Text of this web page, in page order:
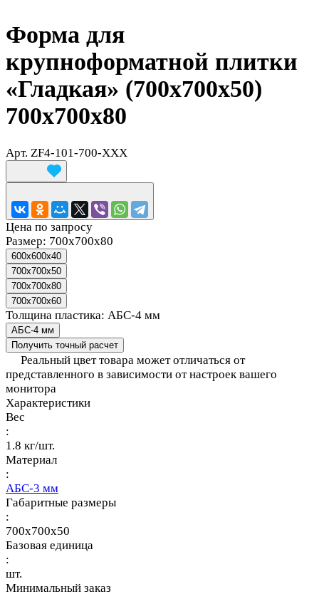
Форма для
крупноформатной плитки
«Гладкая» (700x700x50)
700х700х80
Арт. ZF4-101-700-XXX
Цена по запросу
Размер: 700х700х80
600x600x40
700x700x50
700х700х80
700х700х60
Толщина пластика: АБС-4 мм
АБС-4 мм
Получить точный расчет
Реальный цвет товара может отличаться от
представленного в зависимости от настроек вашего
монитора
Характеристики
Вес
:
1.8 кг/шт.
Материал
:
АБС-3 мм
Габаритные размеры
:
700x700x50
Базовая единица
:
шт.
Минимальный заказ